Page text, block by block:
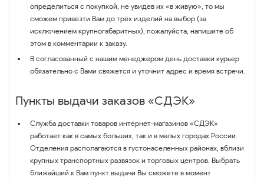
определиться с покупкой, не увидев их «в живую», то мы
сможем привезти Вам до трёх изделий на выбор (за
исключением крупногабаритных), пожалуйста, напишите об
этом в комментарии к заказу.
В согласованный с нашим менеджером день доставки курьер
обязательно с Вами свяжется и уточнит адрес и время встречи.
Пункты выдачи заказов «СДЭК»
Служба доставки товаров интернет-магазинов «СДЭК»
работает как в самых больших, так и в малых городах России.
Отделения располагаются в густонаселенных районах, вблизи
крупных транспортных развязок и торговых центров. Выбрать
ближайший к Вам пункт выдачи Вы сможете в момент